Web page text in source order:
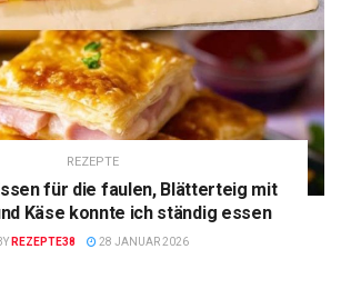
REZEPTE
für die faulen, Blätterteig mit
Käse konnte ich ständig essen
REZEPTE38 28 JANUAR 2026